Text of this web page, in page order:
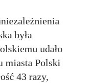
była
udało
miasta Polski
43 razy,